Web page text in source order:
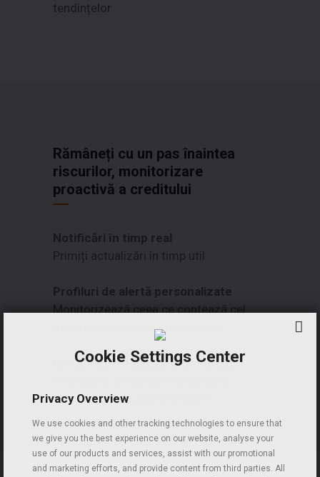
tendințelor
Rămâneți cu un pas înaintea
riscurilor, monitorizare
proactivă a creditului
Notificări în timp real
Primiți actualizări în timp util
Profiluri de alertă personalizate
Monitorizează ceea ce contează cel
mai mult cu alerte personalizate
Urmărirea mesajelor monitorizate
alertelor pentru orice afacere
Cookie Settings Center
Privacy Overview
We use cookies and other tracking technologies to ensure that
we give you the best experience on our website, analyse your
use of our products and services, assist with our promotional
and marketing efforts, and provide content from third parties. All